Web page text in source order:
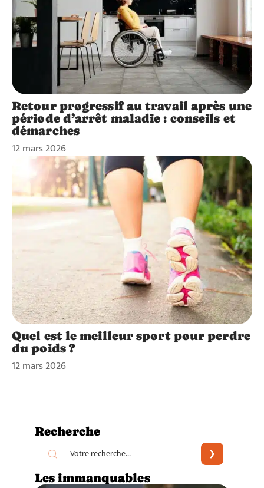
Retour progressif au travail après une
période d’arrêt maladie : conseils et
démarches
12 mars 2026
Quel est le meilleur sport pour perdre
du poids ?
12 mars 2026
Recherche
Les immanquables